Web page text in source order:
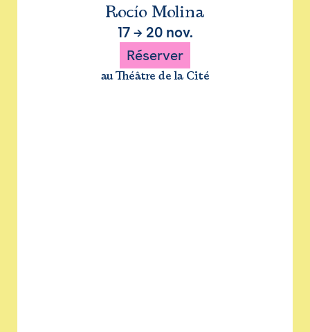
Rocío Molina
17→ 20 nov.
Réserver
au Théâtre de la Cité